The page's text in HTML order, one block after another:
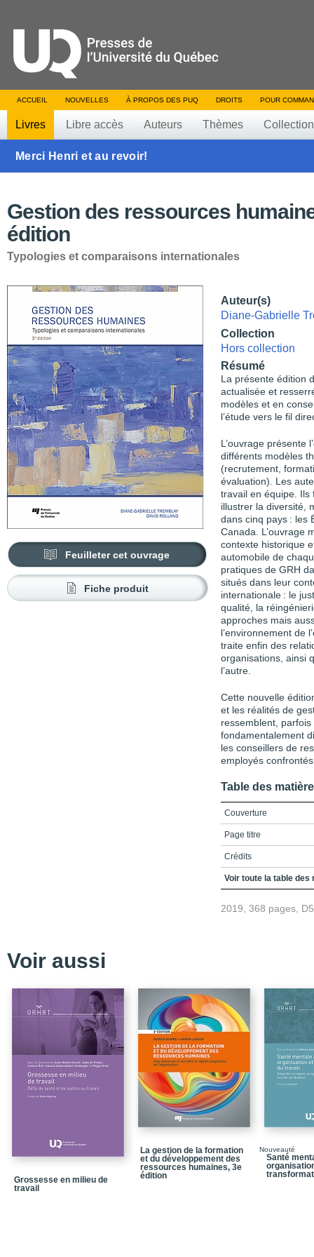
ACCUEIL NOUVELLES À PROPOS DES PUQ DROITS POUR
Livres Libre accès Auteurs Thèmes
Merci Henri et au revoir!
Gestion des ressources
édition
Typologies et comparaisons internationales
Feuilleter cet ouvrage
Fiche produit
Auteur(s)
Diane-Gabrielle
Collection
Hors collection
Résumé
La présente édition
actualisée et
modèles et en
l’étude vers le fil
L’ouvrage présente
différents modèles
(recrutement,
évaluation). Les
travail en équipe. Ils
illustrer la diversité,
dans cinq pays : les
Canada. L’ouvrage
contexte historique
automobile de
pratiques de GRH
situés dans leur
internationale : le
qualité, la
approches mais
l’environnement de
traite enfin des
organisations, ainsi
l’autre.
Cette nouvelle
et les réalités de
ressemblent,
fondamentalement
les conseillers de
employés
Table des
Couverture
Page titre
Crédits
Des memes auteurs
Chapitre 1.
Chapitre 2. Les
humaines
Chapitre 4. Les
PARTIE 2 - La GRH à
Introduction
Chapitre 5. La gestion
Chapitre 6. La gestion
japonaises
Voir toute la table des
2019, 368 pages,
Voir aussi
Grossesse en milieu de
travail
La gestion de la formation
et du développement des
ressources humaines, 3e
édition
Nouveauté
Santé